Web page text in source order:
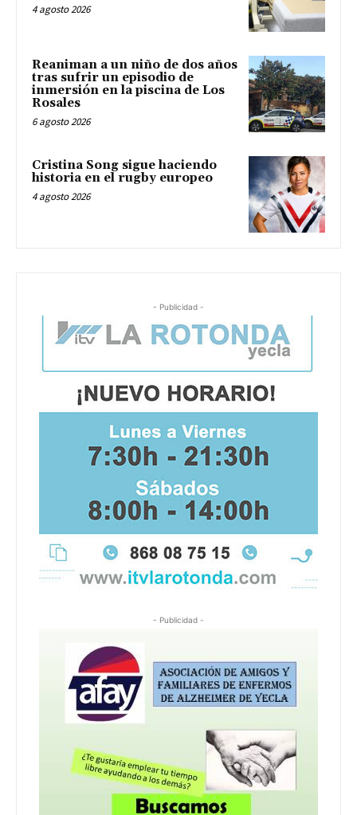
4 agosto 2026
Reaniman a un niño de dos años
tras sufrir un episodio de
inmersión en la piscina de Los
Rosales
6 agosto 2026
Cristina Song sigue haciendo
historia en el rugby europeo
4 agosto 2026
- Publicidad -
- Publicidad -